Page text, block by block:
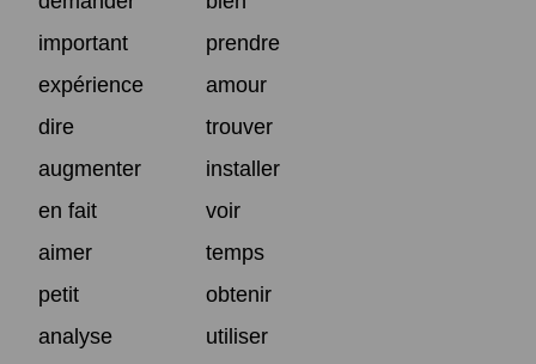
important
prendre
expérience
amour
dire
trouver
augmenter
installer
en fait
voir
aimer
temps
petit
obtenir
analyse
utiliser